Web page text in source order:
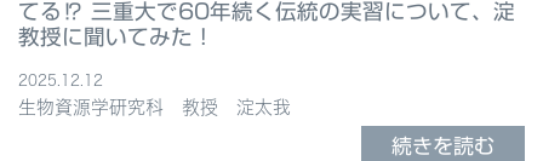
てる⁉ 三重大で60年続く伝統の実習について、淀
教授に聞いてみた！
2025.12.12
生物資源学研究科 教授 淀太我
続きを読む